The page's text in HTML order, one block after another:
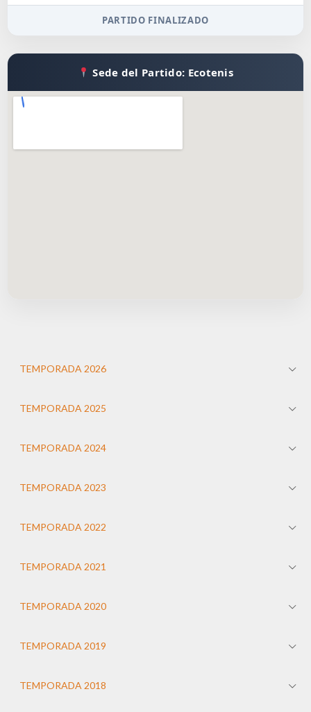
PARTIDO FINALIZADO
Sede del Partido: Ecotenis
TEMPORADA 2026
TEMPORADA 2025
TEMPORADA 2024
TEMPORADA 2023
TEMPORADA 2022
TEMPORADA 2021
TEMPORADA 2020
TEMPORADA 2019
TEMPORADA 2018